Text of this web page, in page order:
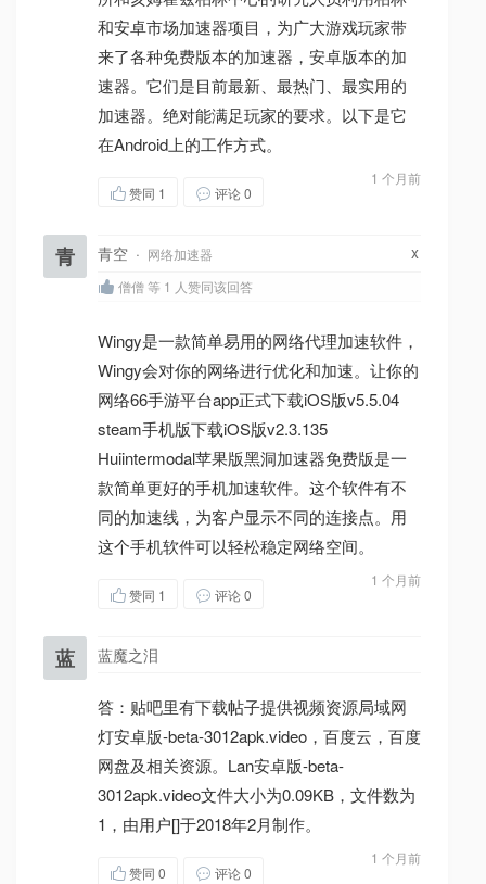
和安卓市场加速器项目，为广大游戏玩家带
来了各种免费版本的加速器，安卓版本的加
速器。它们是目前最新、最热门、最实用的
加速器。绝对能满足玩家的要求。以下是它
在Android上的工作方式。
1 个月前
赞同 1 评论 0
青 青空 · 网络加速器 x
僧僧 等 1 人赞同该回答
Wingy是一款简单易用的网络代理加速软件，
Wingy会对你的网络进行优化和加速。让你的
网络66手游平台app正式下载iOS版v5.5.04
steam手机版下载iOS版v2.3.135
Huiintermodal苹果版黑洞加速器免费版是一
款简单更好的手机加速软件。这个软件有不
同的加速线，为客户显示不同的连接点。用
这个手机软件可以轻松稳定网络空间。
1 个月前
赞同 1 评论 0
蓝 蓝魔之泪
答：贴吧里有下载帖子提供视频资源局域网
灯安卓版-beta-3012apk.video，百度云，百度
网盘及相关资源。Lan安卓版-beta-
3012apk.video文件大小为0.09KB，文件数为
1，由用户[]于2018年2月制作。
1 个月前
赞同 0 评论 0